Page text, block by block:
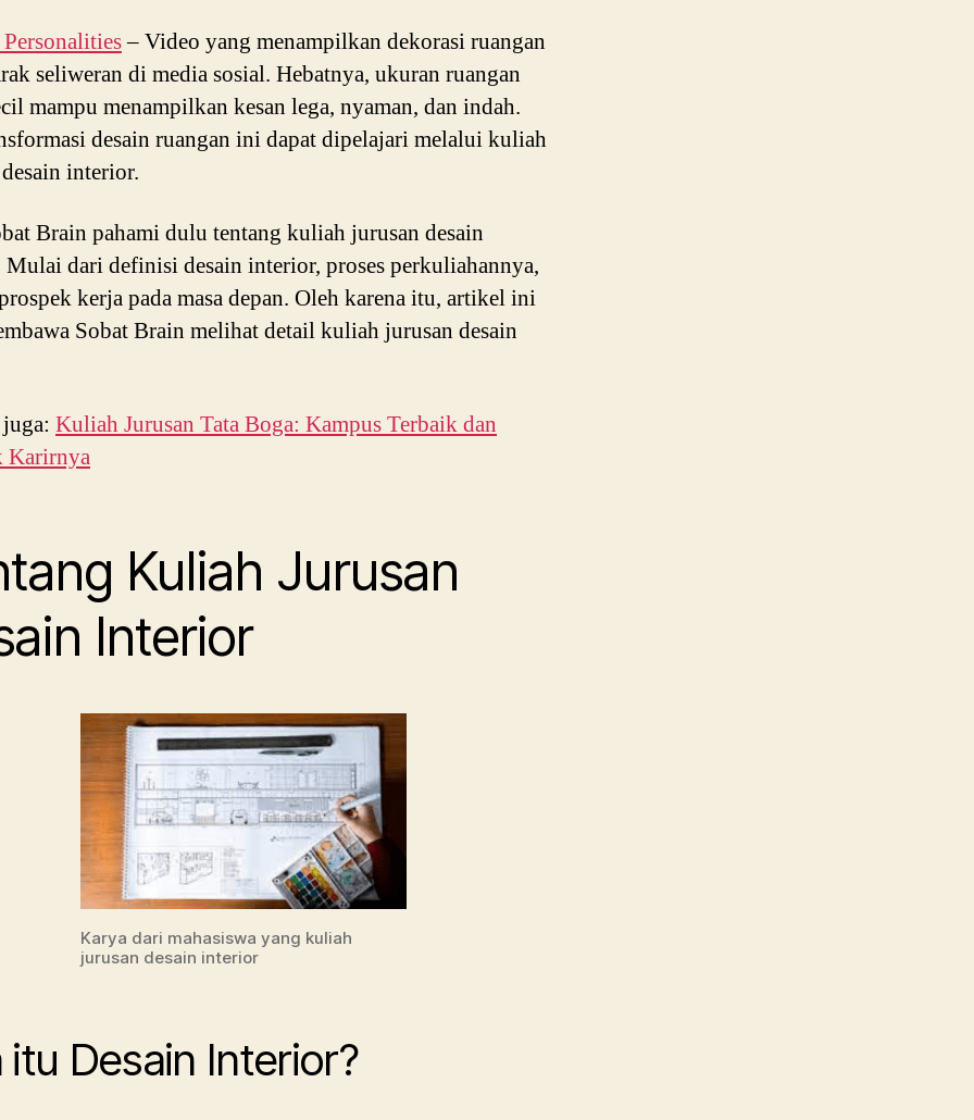
– Video yang menampilkan dekorasi ruangan
seliweran di media sosial. Hebatnya, ukuran ruangan
mampu menampilkan kesan lega, nyaman, dan indah.
desain ruangan ini dapat dipelajari melalui kuliah
interior.
Brain pahami dulu tentang kuliah jurusan desain
dari definisi desain interior, proses perkuliahannya,
kerja pada masa depan. Oleh karena itu, artikel ini
Sobat Brain melihat detail kuliah jurusan desain
Kuliah Jurusan Tata Boga: Kampus Terbaik dan
Karirnya
Kuliah Jurusan
Interior
Karya dari mahasiswa yang kuliah
jurusan desain interior
itu Desain Interior?